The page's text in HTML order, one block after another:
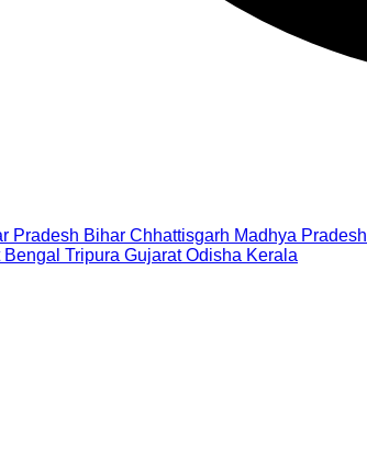
Pradesh Bihar Chhattisgarh Madhya Pradesh
Tripura Gujarat Odisha Kerala